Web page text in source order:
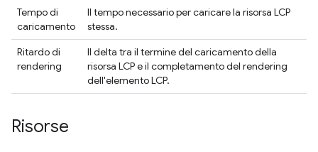
Tempo di
caricamento
Il tempo necessario per caricare la risorsa LCP
stessa.
Ritardo di
rendering
Il delta tra il termine del caricamento della
risorsa LCP e il completamento del rendering
dell'elemento LCP.
Risorse